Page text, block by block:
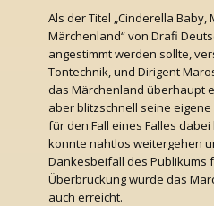
Als der Titel „Cinderella Baby,
Märchenland“ von Drafi
angestimmt werden sollte,
Tontechnik, und Dirigent
das Märchenland überhaupt
aber blitzschnell seine
für den Fall eines Falles
konnte nahtlos weitergehen
Dankesbeifall des Publikums
Überbrückung wurde das
auch erreicht.